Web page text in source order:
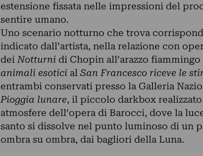
estensione fissata nelle impressioni del
sentire umano.
Uno scenario notturno che trova
indicato dall’artista, nella relazione con
dei Notturni di Chopin all’arazzo
animali esotici alSan Francesco riceve le
entrambi conservati presso la Galleria
Pioggia lunare, il piccolo darkbox
atmosfere dell’opera di Barocci, dove la
santo si dissolve nel punto luminoso di un
ombra su ombra, dai bagliori della Luna.